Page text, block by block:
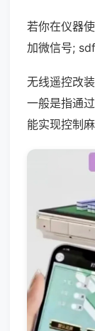
若你在仪器
加微信号;
无线遥控改
一般是指通
能实现控制